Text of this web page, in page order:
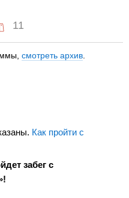
11
смотреть архив
Как пройти с
забег с